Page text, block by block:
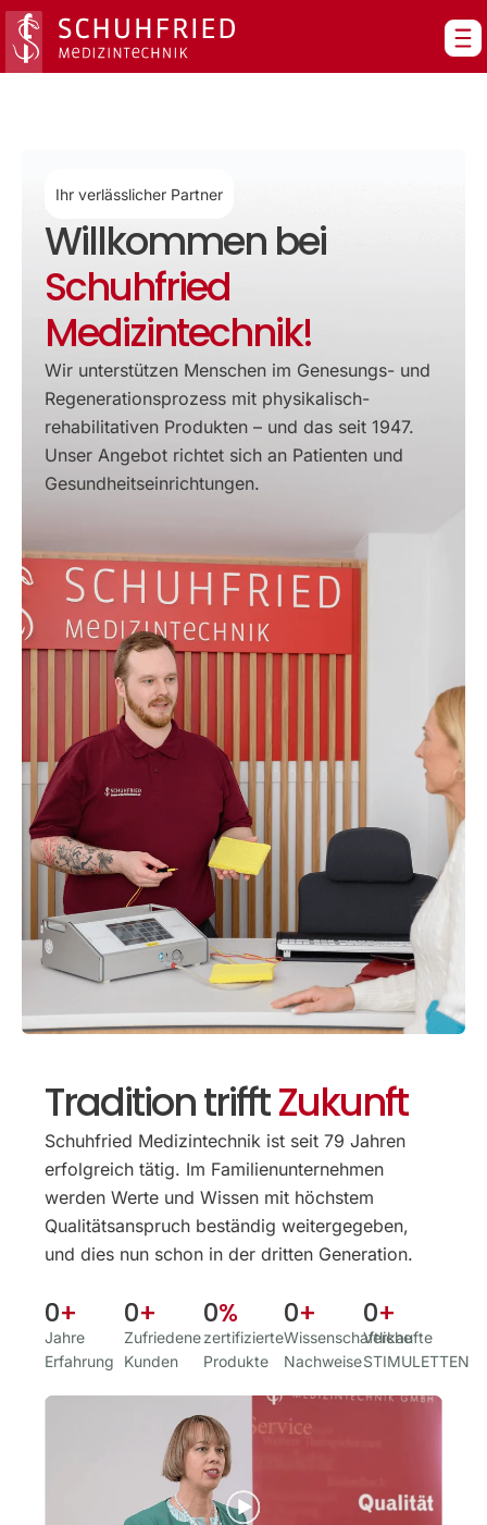
Zum
Inhalt
springen
Ihr verlässlicher Partner
Willkommen bei
Schuhfried
Medizintechnik!
Wir unterstützen Menschen im Genesungs- und
Regenerationsprozess mit physikalisch-
rehabilitativen Produkten – und das seit 1947.
Unser Angebot richtet sich an Patienten und
Gesundheitseinrichtungen.
Tradition trifftZukunft
Schuhfried Medizintechnik ist seit 79 Jahren
erfolgreich tätig. Im Familien­unternehmen
werden Werte und Wissen mit höchstem
Qualitäts­anspruch beständig weitergegeben,
und dies nun schon in der dritten Generation.
Jahre
Erfahrung
0+
Zufriedene
Kunden
0+
zertifizierte
Produkte
0%
Wissenschaftliche
Nachweise
0+
Verkaufte
STIMULETTEN
0+